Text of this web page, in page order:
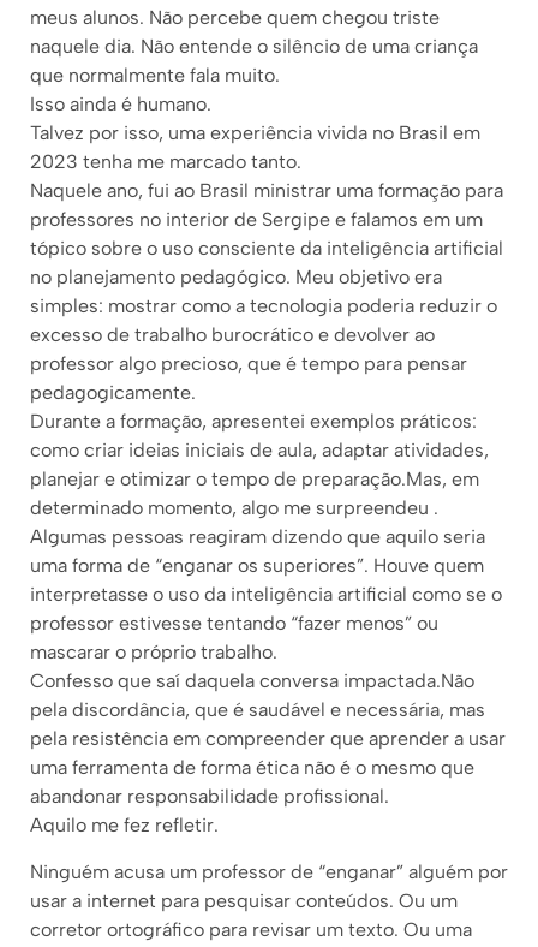
meus alunos. Não percebe quem chegou triste
naquele dia. Não entende o silêncio de uma criança
que normalmente fala muito.
Isso ainda é humano.
Talvez por isso, uma experiência vivida no Brasil em
2023 tenha me marcado tanto.
Naquele ano, fui ao Brasil ministrar uma formação para
professores no interior de Sergipe e falamos em um
tópico sobre o uso consciente da inteligência artificial
no planejamento pedagógico. Meu objetivo era
simples: mostrar como a tecnologia poderia reduzir o
excesso de trabalho burocrático e devolver ao
professor algo precioso, que é tempo para pensar
pedagogicamente.
Durante a formação, apresentei exemplos práticos:
como criar ideias iniciais de aula, adaptar atividades,
planejar e otimizar o tempo de preparação.Mas, em
determinado momento, algo me surpreendeu .
Algumas pessoas reagiram dizendo que aquilo seria
uma forma de “enganar os superiores”. Houve quem
interpretasse o uso da inteligência artificial como se o
professor estivesse tentando “fazer menos” ou
mascarar o próprio trabalho.
Confesso que saí daquela conversa impactada.Não
pela discordância, que é saudável e necessária, mas
pela resistência em compreender que aprender a usar
uma ferramenta de forma ética não é o mesmo que
abandonar responsabilidade profissional.
Aquilo me fez refletir.
Ninguém acusa um professor de “enganar” alguém por
usar a internet para pesquisar conteúdos. Ou um
corretor ortográfico para revisar um texto. Ou uma